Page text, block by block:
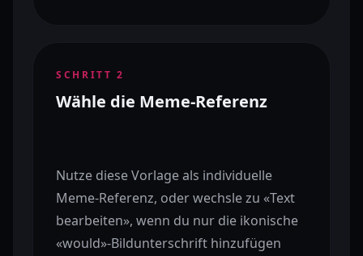
SCHRITT 2
Wähle die Meme-Referenz
Nutze diese Vorlage als individuelle
Meme-Referenz, oder wechsle zu «Text
bearbeiten», wenn du nur die ikonische
«would»-Bildunterschrift hinzufügen